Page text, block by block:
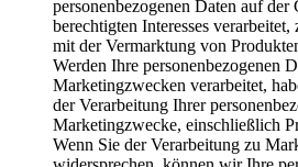
personenbezogenen Daten auf der
berechtigten Interesses
mit der Vermarktung von
Werden Ihre personenbezogenen
Marketingzwecken verarbeitet,
der Verarbeitung Ihrer
Marketingzwecke, einschließlich
Wenn Sie der Verarbeitung zu